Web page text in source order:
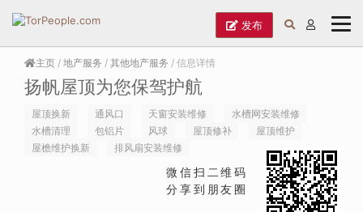
发布
主页 / 地产服务 / 其他地产服务 / 信息详情
扬帆屋顶为您保驾护航
屋顶换新 通风口 天窗安装维修
水槽网安装维修
水槽清理
包铝片 风球 屋顶修补
屋顶维护
屋檐维护换新
排风扇安装维修
微信扫二维码
分享到朋友圈